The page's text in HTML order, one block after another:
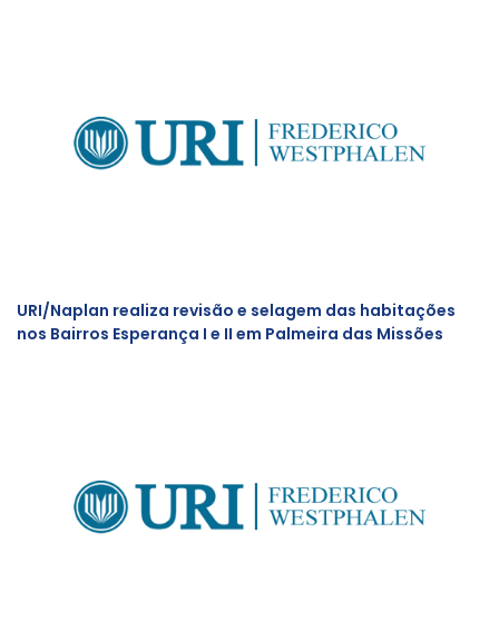
URI/Naplan realiza revisão e selagem das habitações
nos Bairros Esperança I e II em Palmeira das Missões